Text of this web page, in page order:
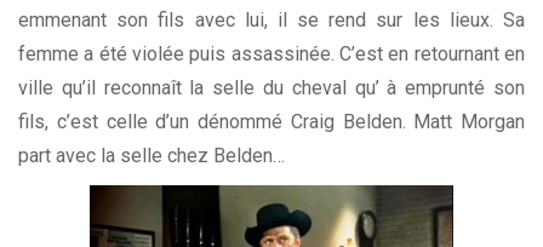
emmenant son fils avec lui, il se rend sur les lieux. Sa
femme a été violée puis assassinée. C’est en retournant en
ville qu’il reconnaît la selle du cheval qu’ à emprunté son
fils, c’est celle d’un dénommé Craig Belden. Matt Morgan
part avec la selle chez Belden…